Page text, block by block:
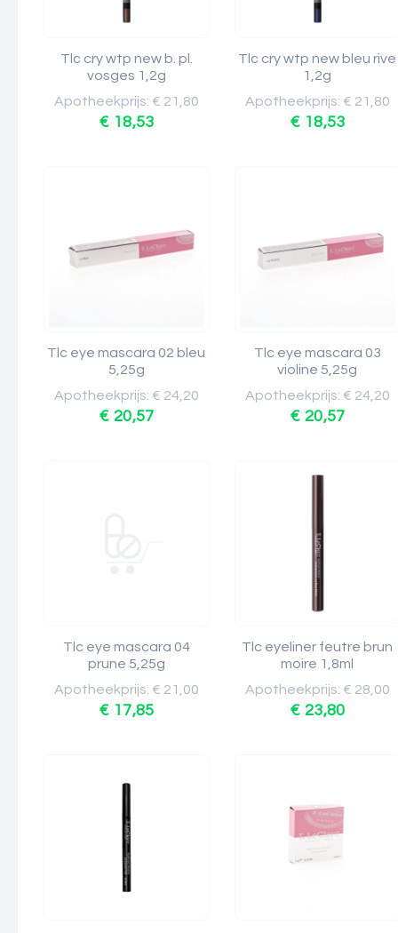
Tlc cry wtp new b. pl.
vosges 1,2g
Apotheekprijs: € 21,80
€ 18,53
Tlc cry wtp new bleu rive
1,2g
Apotheekprijs: € 21,80
€ 18,53
Tlc eye mascara 02 bleu
5,25g
Apotheekprijs: € 24,20
€ 20,57
Tlc eye mascara 03
violine 5,25g
Apotheekprijs: € 24,20
€ 20,57
Tlc eye mascara 04
prune 5,25g
Apotheekprijs: € 21,00
€ 17,85
Tlc eyeliner feutre brun
moire 1,8ml
Apotheekprijs: € 28,00
€ 23,80